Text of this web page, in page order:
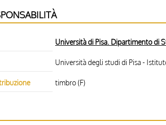
Università di Pisa. Dipartimento di
Università degli studi di Pisa -
timbro (F)